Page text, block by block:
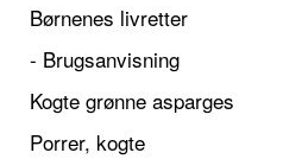
Børnenes livretter
- Brugsanvisning
Kogte grønne asparges
Porrer, kogte